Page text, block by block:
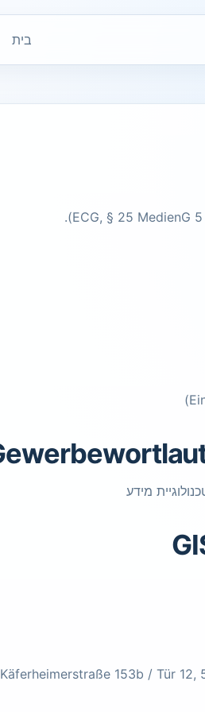
בית
מידע
Käferheimerstraße 153b / Tür 12,